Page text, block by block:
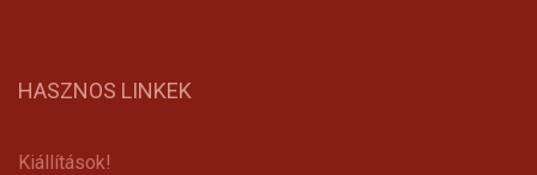
HASZNOS LINKEK
Kiállítások!